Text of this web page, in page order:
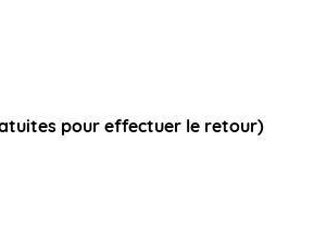
pour effectuer le retour)